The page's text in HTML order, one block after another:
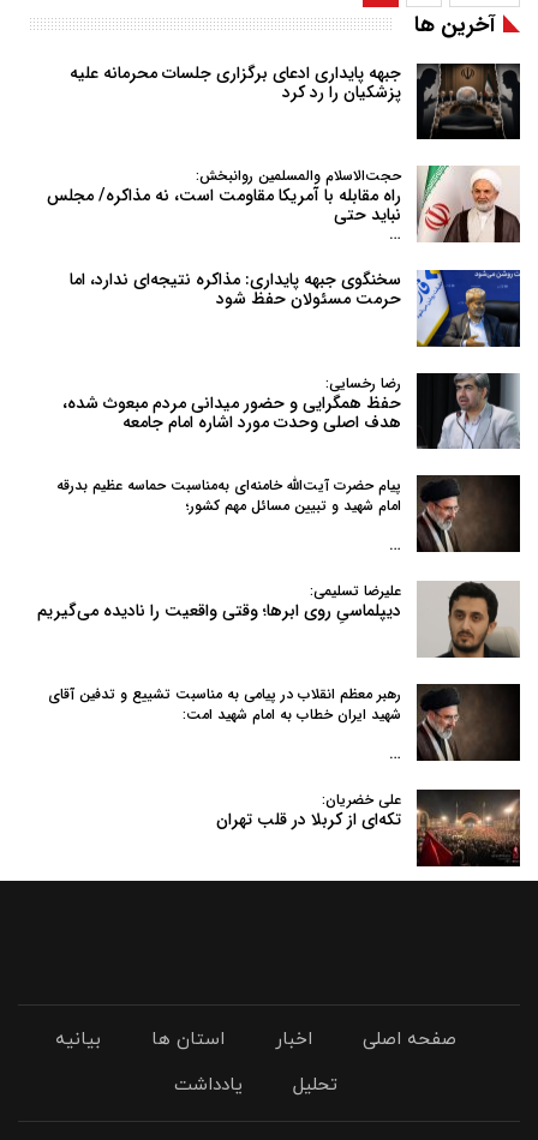
آخرین ها
جبهه پایداری ادعای برگزاری جلسات محرمانه علیه
پزشکیان را رد کرد
حجت‌الاسلام والمسلمین روانبخش:
راه مقابله با آمریکا مقاومت است، نه مذاکره/ مجلس
نباید حتی
…
سخنگوی جبهه پایداری: مذاکره نتیجه‌ای ندارد، اما
حرمت مسئولان حفظ شود
رضا رخسایی:
حفظ همگرایی و حضور میدانی مردم مبعوث شده،
هدف اصلی وحدت مورد اشاره امام جامعه
پیام حضرت آیت‌الله خامنه‌ای به‌مناسبت حماسه عظیم بدرقه
امام شهید و تبیین مسائل مهم کشور؛
…
علیرضا تسلیمی:
دیپلماسیِ روی ابرها؛ وقتی واقعیت را نادیده می‌گیریم
رهبر معظم انقلاب در پیامی به‌ مناسبت تشییع و تدفین آقای
شهید ایران خطاب به امام شهید امت:
…
علی خضریان:
تکه‌ای از کربلا در قلب تهران
صفحه اصلی اخبار استان ها
بیانیه
تحلیل
یادداشت